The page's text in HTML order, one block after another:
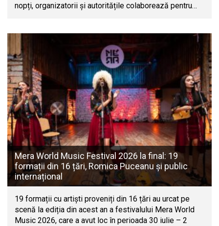
nopți, organizatorii și autoritățile colaborează pentru…
Mera World Music Festival 2026 la final: 19
formații din 16 țări, Romica Puceanu și public
internațional
19 formații cu artiști proveniți din 16 țări au urcat pe
scenă la ediția din acest an a festivalului Mera World
Music 2026, care a avut loc în perioada 30 iulie – 2